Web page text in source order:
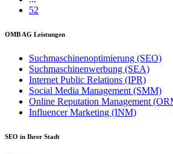
52
OMB AG Leistungen
Suchmaschinenoptimierung (SEO)
Suchmaschinenwerbung (SEA)
Internet Public Relations (IPR)
Social Media Management (SMM)
Online Reputation Management
Influencer Marketing (INM)
SEO in Ihrer Stadt